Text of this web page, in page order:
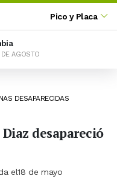
Pico y Placa
AGOSTO
DESAPARECIDAS
desapareció
el18 de mayo